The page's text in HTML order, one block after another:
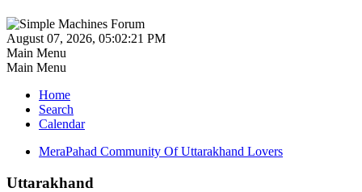
August 07, 2026, 05:02:21 PM
Main Menu
Main Menu
Home
Search
Calendar
MeraPahad Community Of Uttarakhand Lovers
Uttarakhand